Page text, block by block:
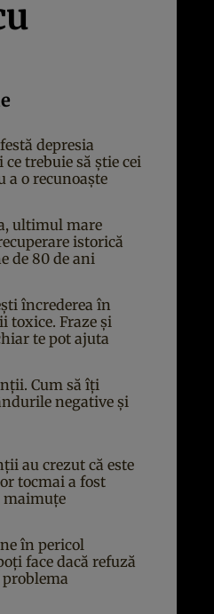
depresia
trebuie să știe cei
o recunoaște
ultimul mare
istorică
de 80 de ani
încrederea în
toxice. Fraze și
te pot ajuta
Cum să îți
negative și
au crezut că este
tocmai a fost
maimuțe
în pericol
face dacă refuză
problema